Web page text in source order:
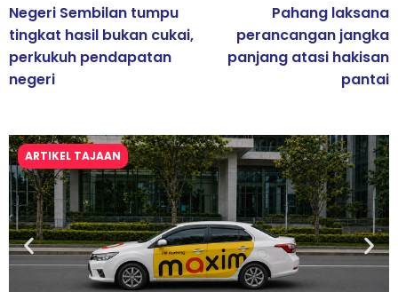
Negeri Sembilan tumpu
tingkat hasil bukan cukai,
perkukuh pendapatan
negeri
Pahang laksana
perancangan jangka
panjang atasi hakisan
pantai
ARTIKEL TAJAAN